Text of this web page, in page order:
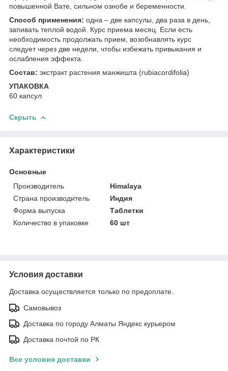
повышенной Вате, сильном ознобе и беременности.
Способ применения: одна – две капсулы, два раза в день,
запивать теплой водой. Курс приема месяц. Если есть
необходимость продолжать прием, возобнавлять курс
следует через две недели, чтобы избежать привыкания и
ослабления эффекта.
Состав: экстракт растения манжишта (rubiacordifolia)
УПАКОВКА
60 капсул
Скрыть
Характеристики
Основные
Производитель
Himalaya
Страна производитель
Индия
Форма выпуска
Таблетки
Количество в упаковке
60 шт
Условия доставки
Доставка осуществляется только по предоплате.
Самовывоз
Доставка по городу Алматы Яндекс курьером
Доставка почтой по РК
Все условия доставки